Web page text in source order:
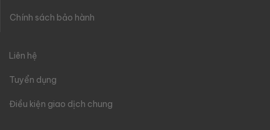
Chính sách bảo hành
Liên hệ
Tuyển dụng
Điều kiện giao dịch chung